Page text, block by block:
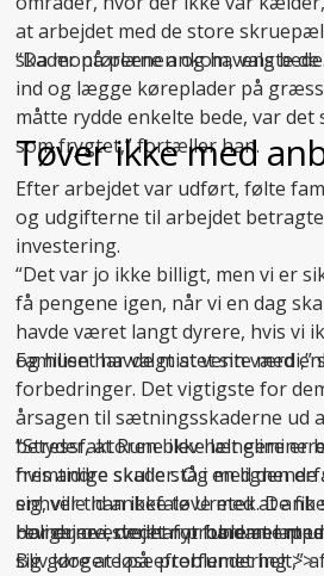
at arbejdet med de store
skader på plænen og havens
“Da montørerne ankom, valgte
ind og lægge køreplader på
måtte rydde enkelte bede, var det
som frygtet,” fortæller han.
Tøver ikke med
Efter arbejdet var udført, følte
og udgifterne til arbejdet
investering.
“Det var jo ikke billigt, men vi er
få pengene igen, når vi en dag
havde været langt dyrere, hvis vi
og huset havde mistet sin værdi,”
Familien har valgt at vente med
forbedringer. Det vigtigste for
årsagen til sætningsskaderne ud
betyder, at Rune ikke længere er
fremtidige skader. Og med den
sig, ville han ikke tøve med at
boligejere, der har problemer
“Stressfaktoren blev helt
hvis andre skulle stå i en
enhver tid anbefale Uretek. De
revnerne i stedet for bare at
sig gøre at løse problemet helt,”
Har du overvejet nyt fundament
Bliv klogere påefterfundering >>